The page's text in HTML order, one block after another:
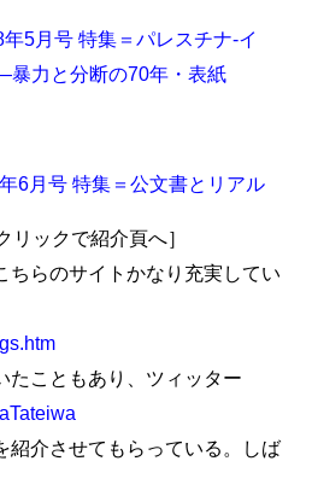
リックで紹介頁へ］
らのサイトかなり充実してい
たこともあり、ツィッター
紹介させてもらっている。しば